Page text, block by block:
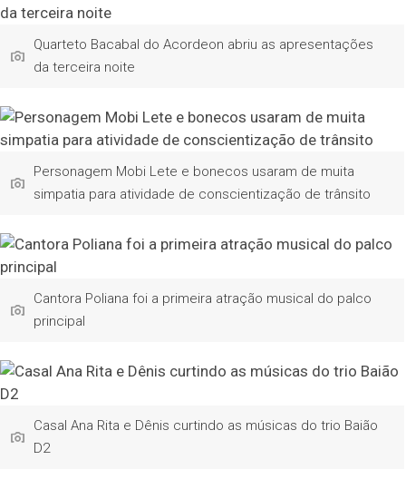
Quarteto Bacabal do Acordeon abriu as apresentações
da terceira noite
Personagem Mobi Lete e bonecos usaram de muita
simpatia para atividade de conscientização de trânsito
Cantora Poliana foi a primeira atração musical do palco
principal
Casal Ana Rita e Dênis curtindo as músicas do trio Baião
D2